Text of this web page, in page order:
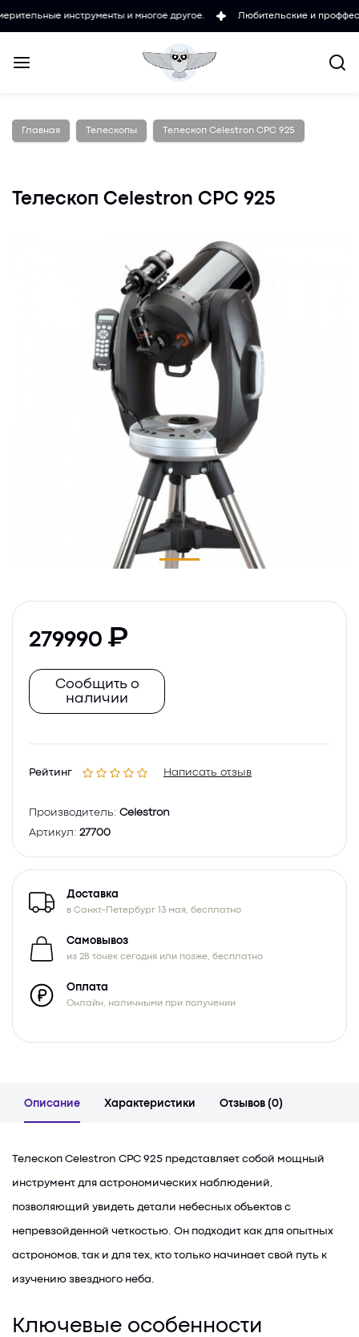
инструменты и многое другое. Любительские и
Главная Телескопы Телескоп Celestron CPC 925
Телескоп Celestron CPC 925
Рейтинг Написать отзыв
Производитель: Celestron
Артикул: 27700
279990
Сообщить о
наличии
Доставка
в Санкт-Петербург 13 мая, бесплатно
Самовывоз
из 28 точек сегодня или позже, бесплатно
Оплата
Онлайн, наличными при получении
Описание Характеристики Отзывов (0)
Телескоп Celestron CPC 925 представляет собой мощный
инструмент для астрономических наблюдений,
позволяющий увидеть детали небесных объектов с
непревзойденной четкостью. Он подходит как для опытных
астрономов, так и для тех, кто только начинает свой путь к
изучению звездного неба.
Ключевые особенности